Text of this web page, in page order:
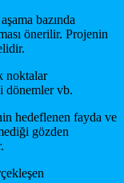
bazında
önerilir. Projenin
noktalar
dönemler vb.
hedeflenen fayda ve
gözden